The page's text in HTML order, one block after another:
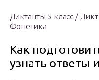
Диктанты 5 класс /
Фонетика
Как
узнать ответы